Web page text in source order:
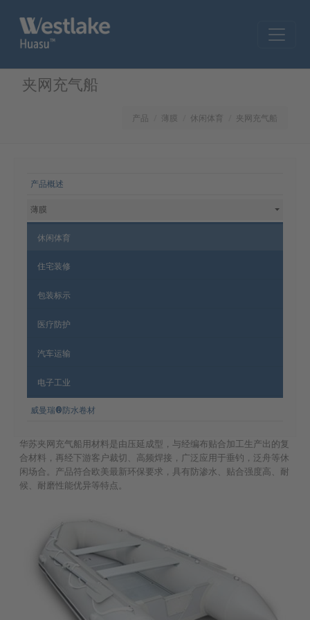
夹网充气船
产品 薄膜 休闲体育 夹网充气船
产品概述
薄膜
休闲体育
住宅装修
包装标示
医疗防护
汽车运输
电子工业
威曼瑞®防水卷材
华苏夹网充气船用材料是由压延成型，与经编布贴合加工生产出的复
合材料，再经下游客户裁切、高频焊接，广泛应用于垂钓，泛舟等休
闲场合。产品符合欧美最新环保要求，具有防渗水、贴合强度高、耐
候、耐磨性能优异等特点。